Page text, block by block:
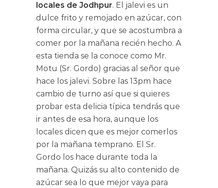
locales de Jodhpur. El jalevi es un
dulce frito y remojado en azúcar, con
forma circular, y que se acostumbra a
comer por la mañana recién hecho. A
esta tienda se la conoce como Mr.
Motu (Sr. Gordo) gracias al señor que
hace los jalevi. Sobre las 13pm hace
cambio de turno así que si quieres
probar esta delicia típica tendrás que
ir antes de esa hora, aunque los
locales dicen que es mejor comerlos
por la mañana temprano. El Sr.
Gordo los hace durante toda la
mañana. Quizás su alto contenido de
azúcar sea lo que mejor vaya para